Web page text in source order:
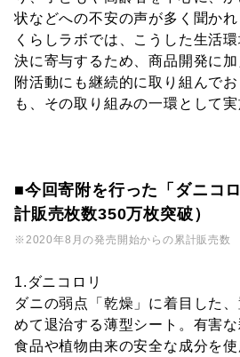
状などへの不安の声が多く聞かれ
くらしラボでは、こうした生活
決に寄与するため、商品開発に
附活動にも継続的に取り組んで
も、その取り組みの一環として実
■今回寄附を行った「ダニコ
計販売枚数350万枚突破）
※2020年8月の発売開始からの累計販売数
1.ダニコロリ
ダニの弱点「乾燥」に着目した
めて退治する薄型シート。有害な
食品や植物由来の安全な成分を